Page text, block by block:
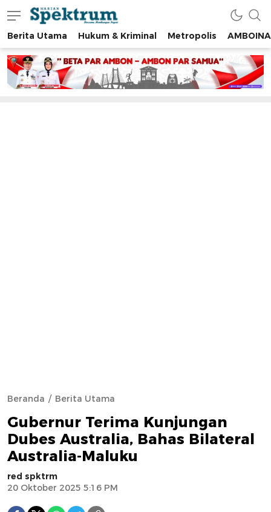
spektrumonline.com
Berita Utama Hukum & Kriminal Metropolis AMBOINA
Beranda Berita Utama
Gubernur Terima Kunjungan
Dubes Australia, Bahas Bilateral
Australia-Maluku
red spktrm
20 Oktober 2025 5:16 PM